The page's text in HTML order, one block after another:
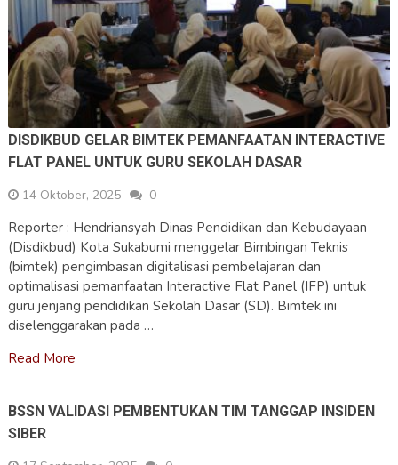
DISDIKBUD GELAR BIMTEK PEMANFAATAN INTERACTIVE
FLAT PANEL UNTUK GURU SEKOLAH DASAR
14 Oktober, 2025
0
Reporter : Hendriansyah Dinas Pendidikan dan Kebudayaan
(Disdikbud) Kota Sukabumi menggelar Bimbingan Teknis
(bimtek) pengimbasan digitalisasi pembelajaran dan
optimalisasi pemanfaatan Interactive Flat Panel (IFP) untuk
guru jenjang pendidikan Sekolah Dasar (SD). Bimtek ini
diselenggarakan pada …
Read More
BSSN VALIDASI PEMBENTUKAN TIM TANGGAP INSIDEN
SIBER